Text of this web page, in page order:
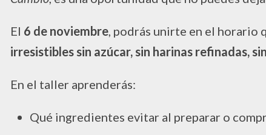
El 6 de noviembre , podrás unirte en el horario
irresistibles sin azúcar, sin harinas refinadas,
En el taller aprenderás:
Qué ingredientes evitar al preparar o